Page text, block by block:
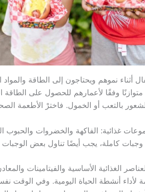
أثناء نموهم ويحتاجون إلى الطاقة والمواد
وفقًا لأعمارهم للحصول على الطاقة
غذائية: الفاكهة والخضروات والحبوب
الغذائية الأساسية والفيتامينات
لأداء أنشطة الحياة اليومية. وفي الوقت